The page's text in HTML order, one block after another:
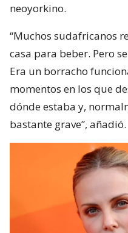
neoyorkino.
“Muchos sudafricanos
casa para beber. Pero
Era un borracho
momentos en los que
dónde estaba y,
bastante grave”, añadió.